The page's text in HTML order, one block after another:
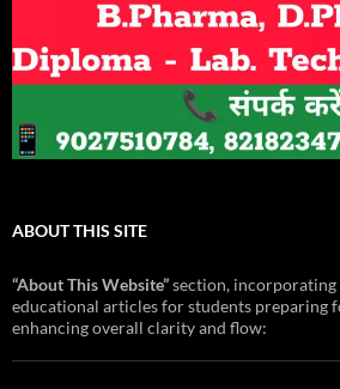
ABOUT THIS SITE
“About This Website”section, incorporating
educational articles for students preparing
enhancing overall clarity and flow: